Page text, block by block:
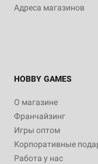
Адреса магазинов
HOBBY GAMES
О магазине
Франчайзинг
Игры оптом
Корпоративные
Работа у нас